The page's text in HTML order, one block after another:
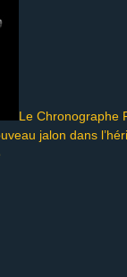
Le Chronographe
jalon dans